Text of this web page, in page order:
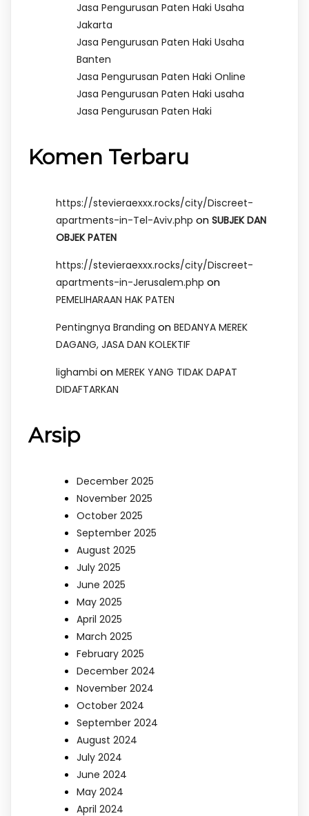
Jasa Pengurusan Paten Haki Usaha
Jakarta
Jasa Pengurusan Paten Haki Usaha
Banten
Jasa Pengurusan Paten Haki Online
Jasa Pengurusan Paten Haki usaha
Jasa Pengurusan Paten Haki
Komen Terbaru
https://stevieraexxx.rocks/city/Discreet-
apartments-in-Tel-Aviv.php on SUBJEK DAN
OBJEK PATEN
https://stevieraexxx.rocks/city/Discreet-
apartments-in-Jerusalem.php on
PEMELIHARAAN HAK PATEN
Pentingnya Branding on BEDANYA MEREK
DAGANG, JASA DAN KOLEKTIF
lighambi on MEREK YANG TIDAK DAPAT
DIDAFTARKAN
Arsip
December 2025
November 2025
October 2025
September 2025
August 2025
July 2025
June 2025
May 2025
April 2025
March 2025
February 2025
December 2024
November 2024
October 2024
September 2024
August 2024
July 2024
June 2024
May 2024
April 2024